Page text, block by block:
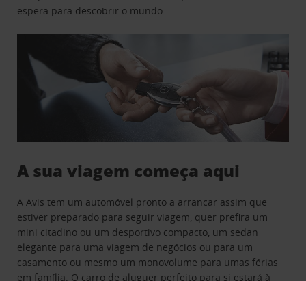
espera para descobrir o mundo.
A sua viagem começa aqui
A Avis tem um automóvel pronto a arrancar assim que
estiver preparado para seguir viagem, quer prefira um
mini citadino ou um desportivo compacto, um sedan
elegante para uma viagem de negócios ou para um
casamento ou mesmo um monovolume para umas férias
em família. O carro de aluguer perfeito para si estará à